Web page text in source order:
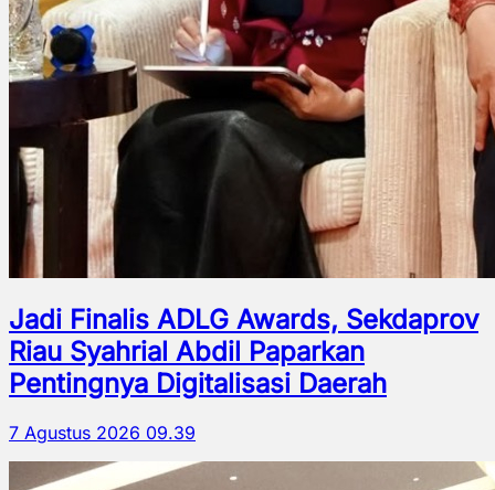
Jadi Finalis ADLG Awards, Sekdaprov
Riau Syahrial Abdil Paparkan
Pentingnya Digitalisasi Daerah
7 Agustus 2026 09.39